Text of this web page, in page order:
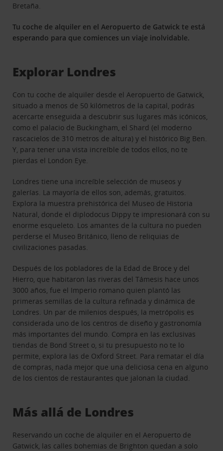
Bretaña.
Tu coche de alquiler en el Aeropuerto de Gatwick te está
esperando para que comiences un viaje inolvidable.
Explorar Londres
Con tu coche de alquiler desde el Aeropuerto de Gatwick,
situado a menos de 50 kilómetros de la capital, podrás
acercarte enseguida a descubrir sus lugares más icónicos,
como el palacio de Buckingham, el Shard (el moderno
rascacielos de 310 metros de altura) y el histórico Big Ben.
Y, para tener una vista increíble de todos ellos, no te
pierdas el London Eye.
Londres tiene una increíble selección de museos y
galerías. La mayoría de ellos son, además, gratuitos.
Explora la muestra prehistórica del Museo de Historia
Natural, donde el diplodocus Dippy te impresionará con su
enorme esqueleto. Los amantes de la cultura no pueden
perderse el Museo Británico, lleno de reliquias de
civilizaciones pasadas.
Después de los pobladores de la Edad de Broce y del
Hierro, que habitaron las riveras del Támesis hace unos
3000 años, fue el Imperio romano quien plantó las
primeras semillas de la cultura refinada y dinámica de
Londres. Un par de milenios después, la metrópolis es
considerada uno de los centros de diseño y gastronomía
más importantes del mundo. Compra en las exclusivas
tiendas de Bond Street o, si tu presupuesto no te lo
permite, explora las de Oxford Street. Para rematar el día
de compras, nada mejor que una deliciosa cena en alguno
de los cientos de restaurantes que jalonan la ciudad.
Más allá de Londres
Reservando un coche de alquiler en el Aeropuerto de
Gatwick, las calles bohemias de Brighton quedan a solo